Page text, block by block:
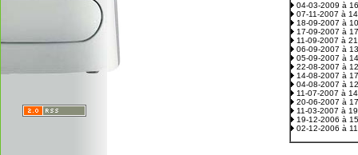
04-03-2009 à
07-11-2007 à
18-09-2007 à
17-09-2007 à
11-09-2007 à
06-09-2007 à
05-09-2007 à
22-08-2007 à
14-08-2007 à
04-08-2007 à
11-07-2007 à
20-06-2007 à
11-03-2007 à
19-12-2006 à
02-12-2006 à